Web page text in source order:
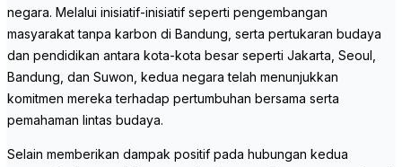
negara. Melalui inisiatif-inisiatif seperti pengembangan
masyarakat tanpa karbon di Bandung, serta pertukaran budaya
dan pendidikan antara kota-kota besar seperti Jakarta, Seoul,
Bandung, dan Suwon, kedua negara telah menunjukkan
komitmen mereka terhadap pertumbuhan bersama serta
pemahaman lintas budaya.
Selain memberikan dampak positif pada hubungan kedua